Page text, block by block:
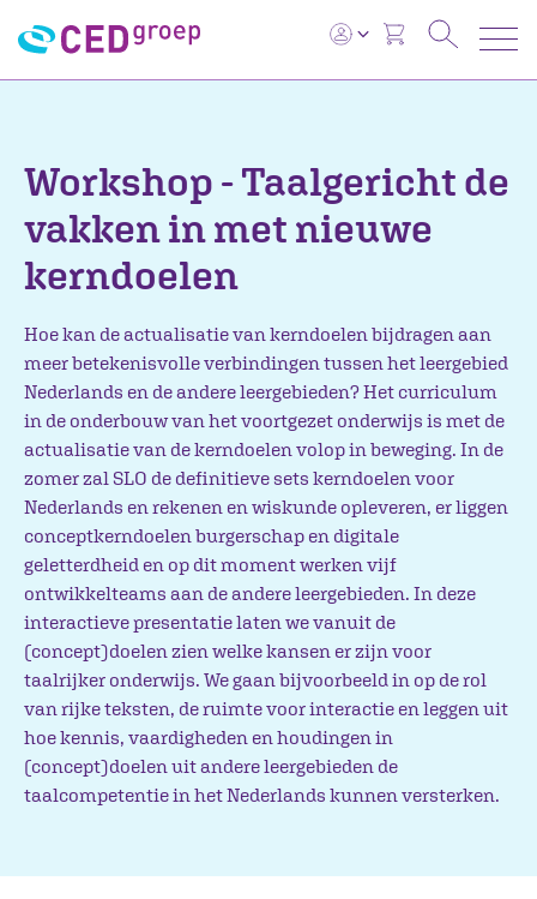
Workshop - Taalgericht de
vakken in met nieuwe
kerndoelen
Hoe kan de actualisatie van kerndoelen bijdragen aan
meer betekenisvolle verbindingen tussen het leergebied
Nederlands en de andere leergebieden? Het curriculum
in de onderbouw van het voortgezet onderwijs is met de
actualisatie van de kerndoelen volop in beweging. In de
zomer zal SLO de definitieve sets kerndoelen voor
Nederlands en rekenen en wiskunde opleveren, er liggen
conceptkerndoelen burgerschap en digitale
geletterdheid en op dit moment werken vijf
ontwikkelteams aan de andere leergebieden. In deze
interactieve presentatie laten we vanuit de
(concept)doelen zien welke kansen er zijn voor
taalrijker onderwijs. We gaan bijvoorbeeld in op de rol
van rijke teksten, de ruimte voor interactie en leggen uit
hoe kennis, vaardigheden en houdingen in
(concept)doelen uit andere leergebieden de
taalcompetentie in het Nederlands kunnen versterken.